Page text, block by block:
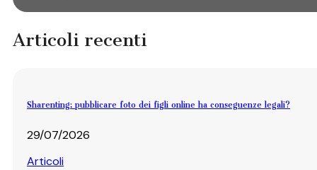
Articoli recenti
Sharenting: pubblicare foto dei figli online ha conseguenze legali?
29/07/2026
Articoli